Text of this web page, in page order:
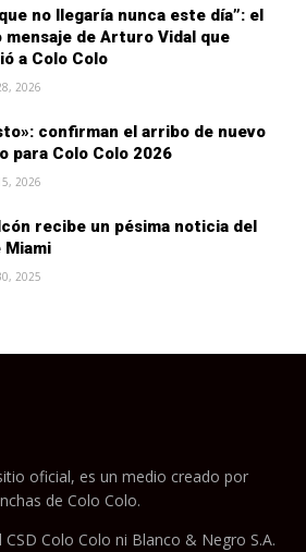
no llegaría nunca este día”: el
mensaje de Arturo Vidal que
a Colo Colo
2026
confirman el arribo de nuevo
para Colo Colo 2026
2026
recibe un pésima noticia del
2025
oficial, es un medio creado por
de Colo Colo.
Colo Colo ni Blanco & Negro S.A.